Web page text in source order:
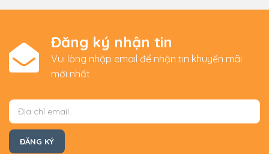
Đăng ký nhận tin
Vui lòng nhập email để nhận tin khuyến mãi
mới nhất